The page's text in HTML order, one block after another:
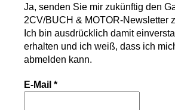
Ja, senden Sie mir zukünftig den
2CV/BUCH & MOTOR-Newsletter
Ich bin ausdrücklich damit
erhalten und ich weiß, dass ich
abmelden kann.
E-Mail *